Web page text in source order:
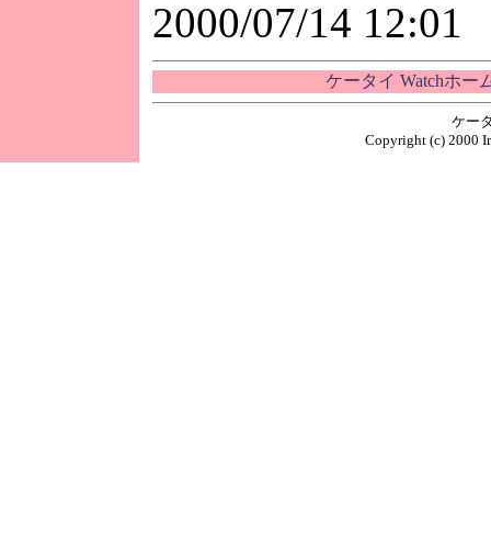
2000/07/14 12:01
ケータイ Watchホー
ケー
Copyright (c) 2000